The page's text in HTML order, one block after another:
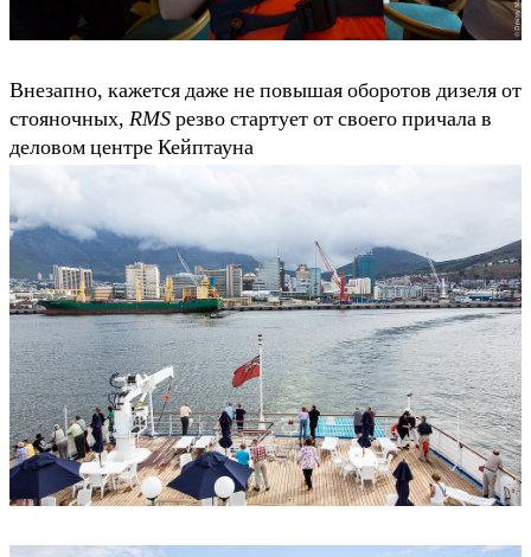
Внезапно, кажется даже не повышая оборотов дизеля от
стояночных, RMSрезво стартует от своего причала в
деловом центре Кейптауна